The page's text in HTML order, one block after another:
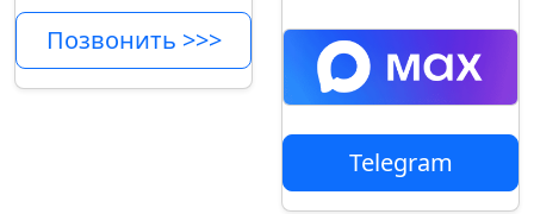
Позвонить >>>
Telegram